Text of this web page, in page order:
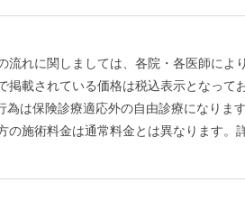
流れに関しましては、各院・各医師によ
載されている価格は税込表示となって
は保険診療適応外の自由診療になります
の施術料金は通常料金とは異なります。